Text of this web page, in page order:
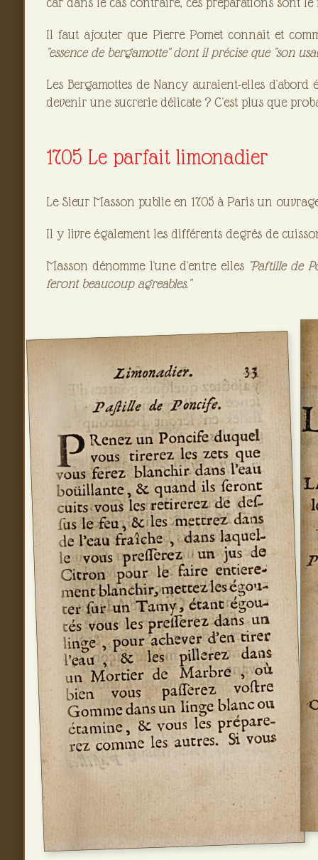
Il faut ajouter que Pierre Pomet connait et
"essence de bergamotte" dont il précise que "son
Les Bergamottes de Nancy auraient-elles
devenir une sucrerie délicate ? C'est plus que
1705 Le parfait limonadier
Le Sieur Masson publie en 1705 à Paris un
Il y livre également les différents degrés de
Masson dénomme l'une d'entre elles "Paftille de
feront beaucoup agreables."